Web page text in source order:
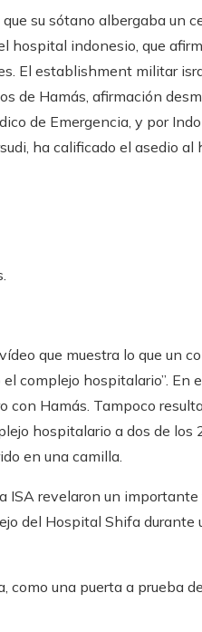
su sótano albergaba un
hospital indonesio, que
El establishment militar
de Hamás, afirmación
de Emergencia, y por
ha calificado el asedio al
que muestra lo que un
complejo hospitalario”. En
con Hamás. Tampoco
hospitalario a dos de los
en una camilla.
ISA revelaron un
del Hospital Shifa durante
como una puerta a prueba de